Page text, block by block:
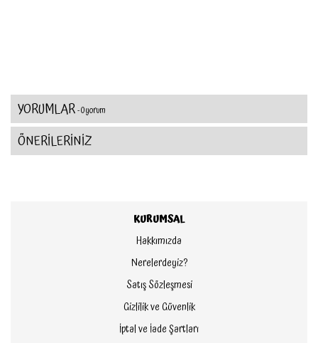
YORUMLAR- 0 yorum
ÖNERİLERİNİZ
KURUMSAL
Hakkımızda
Nerelerdeyiz?
Satış Sözleşmesi
Gizlilik ve Güvenlik
İptal ve İade Şartları